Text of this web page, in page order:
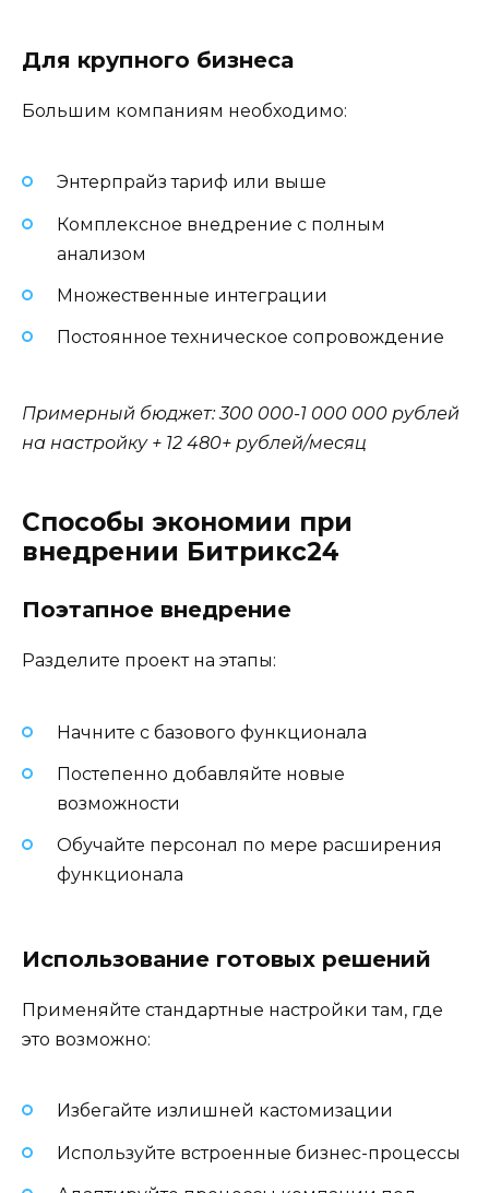
Для крупного бизнеса
Большим компаниям необходимо:
Энтерпрайз тариф или выше
Комплексное внедрение с полным
анализом
Множественные интеграции
Постоянное техническое сопровождение
Примерный бюджет: 300 000-1 000 000 рублей
на настройку + 12 480+ рублей/месяц
Способы экономии при
внедрении Битрикс24
Поэтапное внедрение
Разделите проект на этапы:
Начните с базового функционала
Постепенно добавляйте новые
возможности
Обучайте персонал по мере расширения
функционала
Использование готовых решений
Применяйте стандартные настройки там, где
это возможно:
Избегайте излишней кастомизации
Используйте встроенные бизнес-процессы